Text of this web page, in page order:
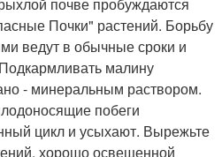
Почки" растений. Борьбу
ведут в обычные сроки и
малину
- минеральным раствором.
побеги
цикл и усыхают. Вырежьте
хорошо освещенной